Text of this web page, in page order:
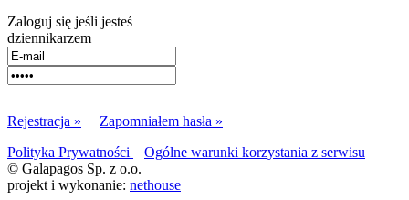
Zaloguj się jeśli jesteś
dziennikarzem
Rejestracja »
Zapomniałem hasła »
Polityka Prywatności
Ogólne warunki korzystania z serwisu
© Galapagos Sp. z o.o.
projekt i wykonanie: nethouse